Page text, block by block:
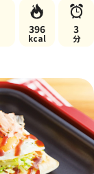
396
kcal
3
分